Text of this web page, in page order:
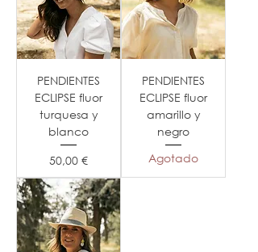
PENDIENTES
ECLIPSE fluor
turquesa y
blanco
Precio
50,00 €
PENDIENTES
ECLIPSE fluor
amarillo y
negro
Agotado